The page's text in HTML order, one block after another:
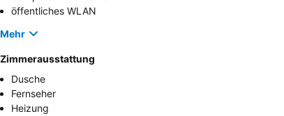
öffentliches WLAN
Mehr
Zimmerausstattung
Dusche
Fernseher
Heizung